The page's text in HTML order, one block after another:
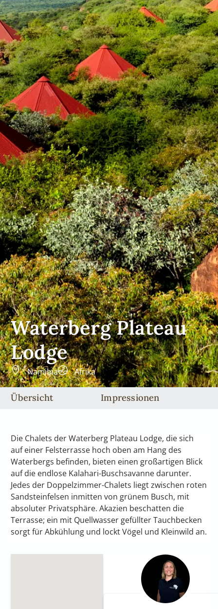
Waterberg Plateau
Lodge
Namibia Afrika
Übersicht Impressionen
Die Chalets der Waterberg Plateau Lodge, die sich
auf einer Felsterrasse hoch oben am Hang des
Waterbergs befinden, bieten einen großartigen Blick
auf die endlose Kalahari-Buschsavanne darunter.
Jedes der Doppelzimmer-Chalets liegt zwischen roten
Sandsteinfelsen inmitten von grünem Busch, mit
absoluter Privatsphäre. Akazien beschatten die
Terrasse; ein mit Quellwasser gefüllter Tauchbecken
sorgt für Abkühlung und lockt Vögel und Kleinwild an.